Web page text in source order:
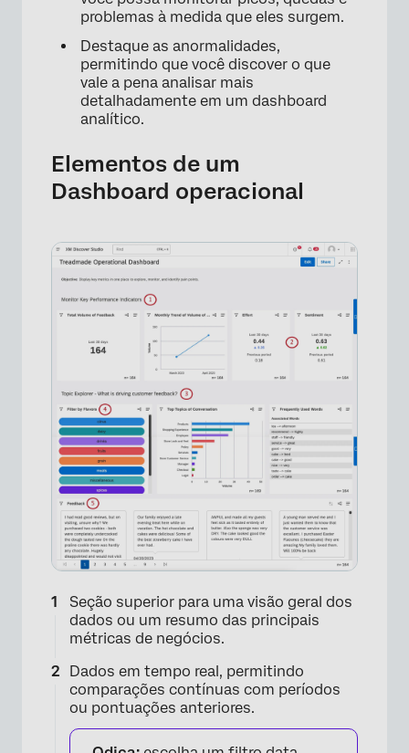
problemas à medida que eles surgem.
Destaque as anormalidades,
permitindo que você discover o que
vale a pena analisar mais
detalhadamente em um dashboard
analítico.
Elementos de um
Dashboard operacional
Seção superior para uma visão geral dos
dados ou um resumo das principais
métricas de negócios.
Dados em tempo real, permitindo
comparações contínuas com períodos
ou pontuações anteriores.